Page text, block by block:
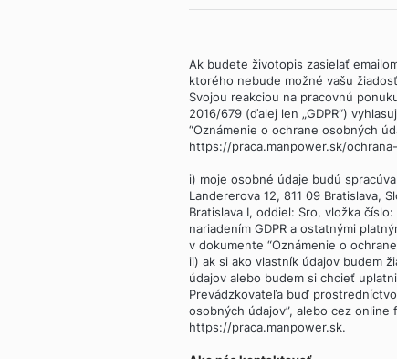
Ak budete životopis zasielať
ktorého nebude možné vašu
Svojou reakciou na pracovnú
2016/679 (ďalej len „GDPR“)
“Oznámenie o ochrane osobných
https://praca.manpower.sk/
i) moje osobné údaje budú
Landererova 12, 811 09 Bratislava,
Bratislava I, oddiel: Sro, vložka
nariadením GDPR a ostatnými
v dokumente “Oznámenie o
ii) ak si ako vlastník údajov budem
údajov alebo budem si chcieť
Prevádzkovateľa buď
osobných údajov”, alebo cez online
https://praca.manpower.sk.